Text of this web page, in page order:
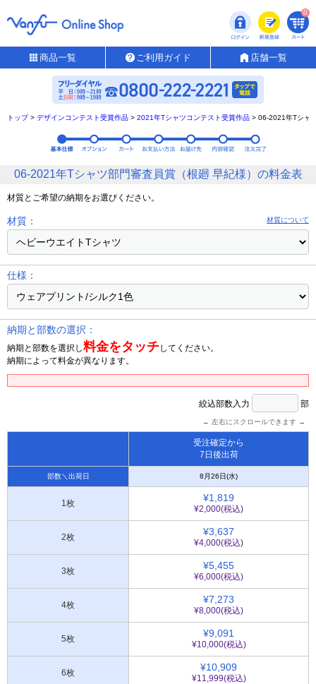
0
商品一覧 ご利用ガイド 店舗一覧
トップ > デザインコンテスト受賞作品 > 2021年Tシャツコンテスト受賞作品 > 06-2021年Tシャ
06-2021年Tシャツ部門審査員賞（根廻 早紀様）の料金表
材質とご希望の納期をお選びください。
材質： 材質について
仕様：
納期と部数の選択：
納期と部数を選択し料金をタッチしてください。
納期によって料金が異なります。
絞込部数入力 部
← 左右にスクロールできます →
受注確定から
7日後出荷
部数＼出荷日 8月26日(水)
1枚 ¥1,819
¥2,000(税込)
2枚 ¥3,637
¥4,000(税込)
3枚 ¥5,455
¥6,000(税込)
4枚 ¥7,273
¥8,000(税込)
5枚 ¥9,091
¥10,000(税込)
6枚 ¥10,909
¥11,999(税込)